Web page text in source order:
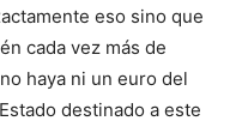
eso sino que
cada vez más de
haya ni un euro del
destinado a este